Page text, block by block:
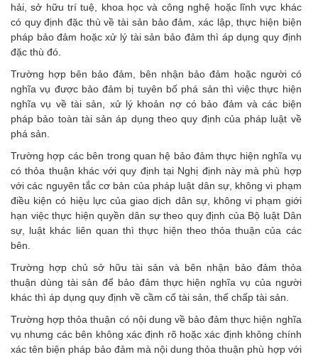
hải, sở hữu trí tuệ, khoa học và công nghệ hoặc lĩnh vực khác
có quy định đặc thù về tài sản bảo đảm, xác lập, thực hiện biện
pháp bảo đảm hoặc xử lý tài sản bảo đảm thì áp dụng quy định
đặc thù đó.
Trường hợp bên bảo đảm, bên nhận bảo đảm hoặc người có
nghĩa vụ được bảo đảm bị tuyên bố phá sản thì việc thực hiện
nghĩa vụ về tài sản, xử lý khoản nợ có bảo đảm và các biện
pháp bảo toàn tài sản áp dụng theo quy định của pháp luật về
phá sản.
Trường hợp các bên trong quan hệ bảo đảm thực hiện nghĩa vụ
có thỏa thuận khác với quy định tại Nghị định này mà phù hợp
với các nguyên tắc cơ bản của pháp luật dân sự, không vi phạm
điều kiện có hiệu lực của giao dịch dân sự, không vi phạm giới
hạn việc thực hiện quyền dân sự theo quy định của Bộ luật Dân
sự, luật khác liên quan thì thực hiện theo thỏa thuận của các
bên.
Trường hợp chủ sở hữu tài sản và bên nhận bảo đảm thỏa
thuận dùng tài sản để bảo đảm thực hiện nghĩa vụ của người
khác thì áp dụng quy định về cầm cố tài sản, thế chấp tài sản.
Trường hợp thỏa thuận có nội dung về bảo đảm thực hiện nghĩa
vụ nhưng các bên không xác định rõ hoặc xác định không chính
xác tên biện pháp bảo đảm mà nội dung thỏa thuận phù hợp với